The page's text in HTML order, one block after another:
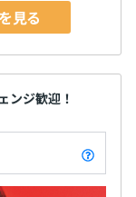
見る
ンジ歓迎！